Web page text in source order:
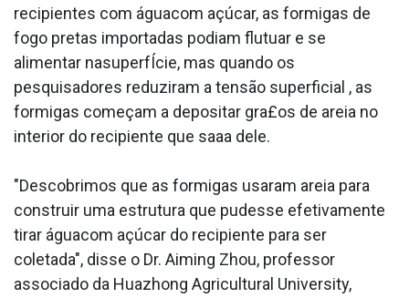
recipientes com águacom açúcar, as formigas de
fogo pretas importadas podiam flutuar e se
alimentar nasuperfÍcie, mas quando os
pesquisadores reduziram a tensão superficial , as
formigas começam a depositar gra£os de areia no
interior do recipiente que saa­a dele.
"Descobrimos que as formigas usaram areia para
construir uma estrutura que pudesse efetivamente
tirar águacom açúcar do recipiente para ser
coletada", disse o Dr. Aiming Zhou, professor
associado da Huazhong Agricultural University,